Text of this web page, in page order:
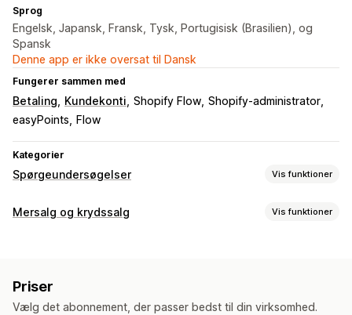
Sprog
Engelsk, Japansk, Fransk, Tysk, Portugisisk (Brasilien), og
Spansk
Denne app er ikke oversat til Dansk
Fungerer sammen med
Betaling Kundekonti Shopify Flow Shopify-administrator
easyPoints
Flow
Kategorier
Spørgeundersøgelser Vis funktioner
Tilpasning af formular
Spørgeundersøgelsestyper
Mersalg og krydssalg Vis funktioner
Priser
Vælg det abonnement, der passer bedst til din virksomhed.